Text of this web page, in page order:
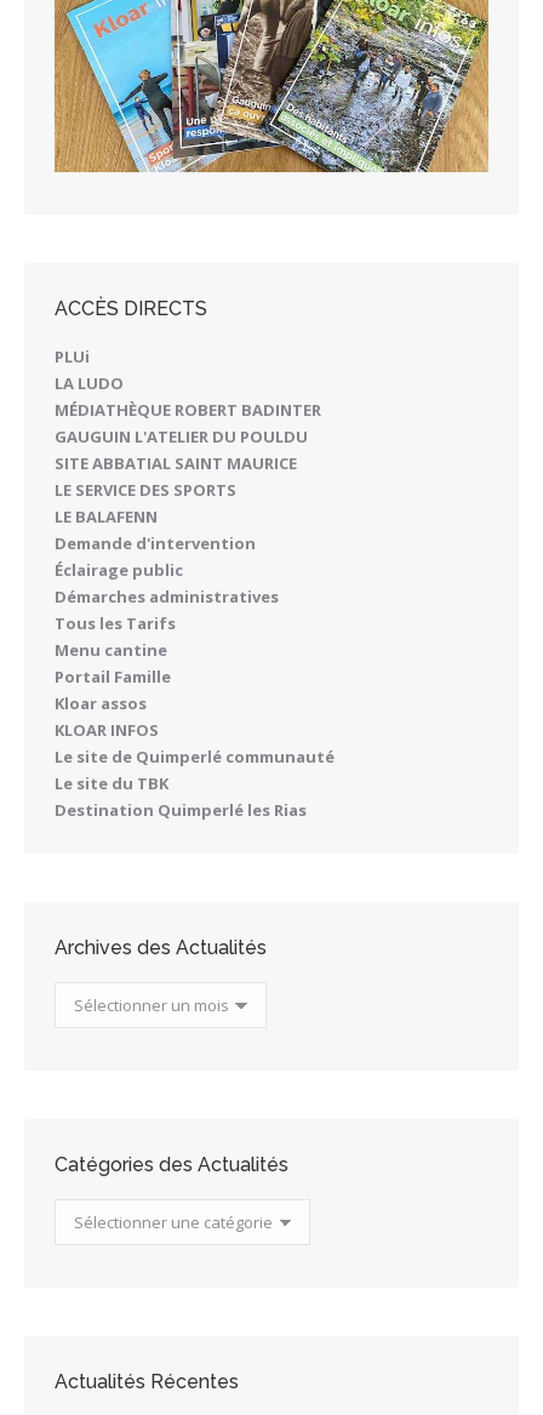
ACCÈS DIRECTS
PLUi
LA LUDO
MÉDIATHÈQUE ROBERT BADINTER
GAUGUIN L'ATELIER DU POULDU
SITE ABBATIAL SAINT MAURICE
LE SERVICE DES SPORTS
LE BALAFENN
Demande d'intervention
Éclairage public
Démarches administratives
Tous les Tarifs
Menu cantine
Portail Famille
Kloar assos
KLOAR INFOS
Le site de Quimperlé communauté
Le site du TBK
Destination Quimperlé les Rias
Archives des Actualités
Archives
des
Catégories des Actualités
Catégories
des
Actualités Récentes